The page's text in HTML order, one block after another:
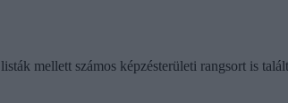
mellett számos képzésterületi rangsort is